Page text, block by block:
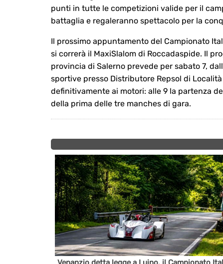
punti in tutte le competizioni valide per il
battaglia e regaleranno spettacolo per la
Il prossimo appuntamento del Campionato
si correrà il MaxiSlalom di Roccadaspide. Il
provincia di Salerno prevede per sabato 7,
sportive presso Distributore Repsol di
definitivamente ai motori: alle 9 la partenza
della prima delle tre manches di gara.